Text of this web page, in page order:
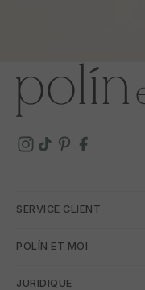
SERVICE CLIENT
POLÍN ET MOI
JURIDIQUE